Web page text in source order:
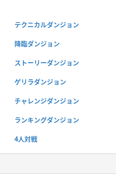
テクニカルダンジョン
降臨ダンジョン
ストーリーダンジョン
ゲリラダンジョン
チャレンジダンジョン
ランキングダンジョン
4人対戦